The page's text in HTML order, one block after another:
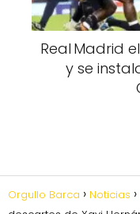
Real Madrid
y se
Orgullo Barca Noticias